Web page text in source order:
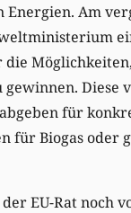
Am
Diese
für
für Biogas oder
EU-Rat noch